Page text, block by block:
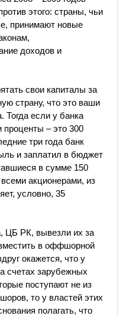
этого: страны, чьи
принимают новые
доходов и
свои капиталы за
страну, что это ваши
Тогда если у банка
проценты – это 300
три года банк
и заплатил в бюджет
в сумме 150
акционерами, из
условно, 35
ЦБ РК, вывезли их за
в оффшорной
окажется, что у
счетах зарубежных
поступают не из
то у властей этих
полагать, что